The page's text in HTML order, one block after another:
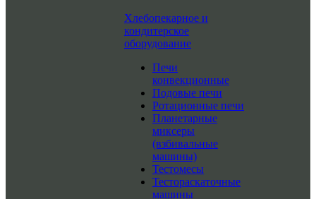
Хлебопекарное и
кондитерское
оборудование
Печи
конвекционные
Подовые печи
Ротационные печи
Планетарные
миксеры
(взбивальные
машины)
Тестомесы
Тестораскаточные
машины